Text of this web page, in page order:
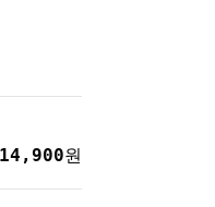
14,900원